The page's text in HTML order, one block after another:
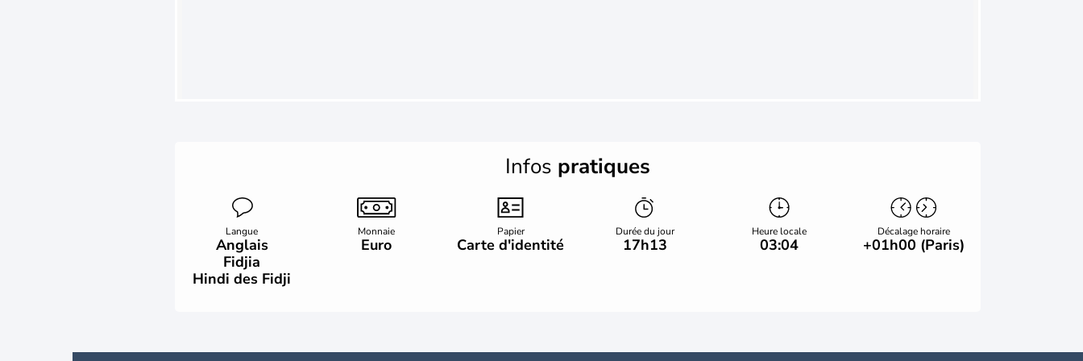
Infos pratiques
Langue
Anglais
Fidjia
Hindi des Fidji
Monnaie
Euro
Papier
Carte d'identité
Durée du jour
17h13
Heure locale
03:04
Décalage horaire
+01h00 (Paris)